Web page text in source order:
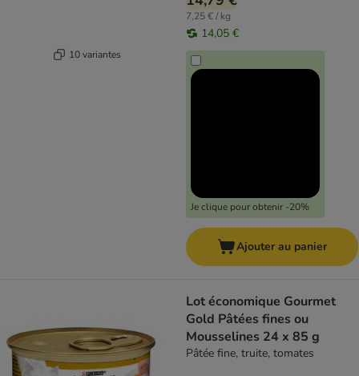
10 variantes
7,25 € / kg
14,05 €
Je clique pour obtenir -20%
Ajouter au panier
Lot économique Gourmet
Gold Pâtées fines ou
Mousselines 24 x 85 g
Pâtée fine, truite, tomates